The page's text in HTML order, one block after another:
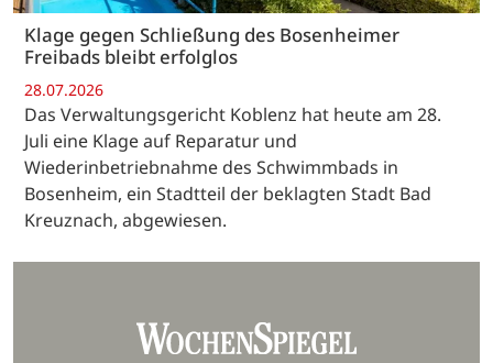
Klage gegen Schließung des Bosenheimer
Freibads bleibt erfolglos
28.07.2026
Das Verwaltungsgericht Koblenz hat heute am 28.
Juli eine Klage auf Reparatur und
Wiederinbetriebnahme des Schwimmbads in
Bosenheim, ein Stadtteil der beklagten Stadt Bad
Kreuznach, abgewiesen.